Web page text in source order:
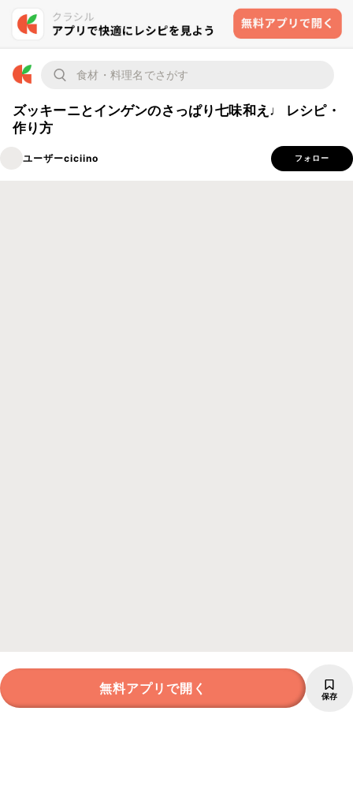
ズッキーニとインゲンのさっぱり七味和え♩ レシピ・
作り方
ユーザーciciino フォロー
無料アプリで開く 保存